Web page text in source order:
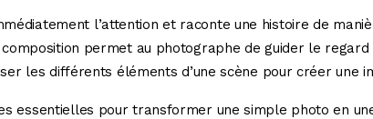
l’attention et raconte une histoire de
permet au photographe de guider le regard
les différents éléments d’une scène pour créer une
essentielles pour transformer une simple photo en